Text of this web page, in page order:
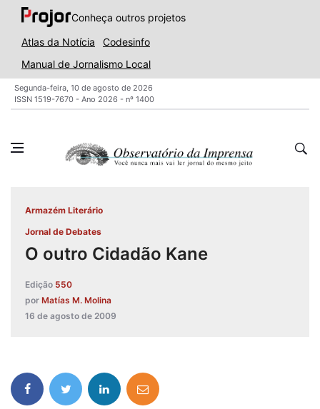
Conheça outros projetos
Atlas da Notícia
Codesinfo
Manual de Jornalismo Local
Segunda-feira, 10 de agosto de 2026
ISSN 1519-7670 - Ano 2026 - nº 1400
Armazém Literário
Jornal de Debates
O outro Cidadão Kane
Edição 550
por Matías M. Molina
16 de agosto de 2009